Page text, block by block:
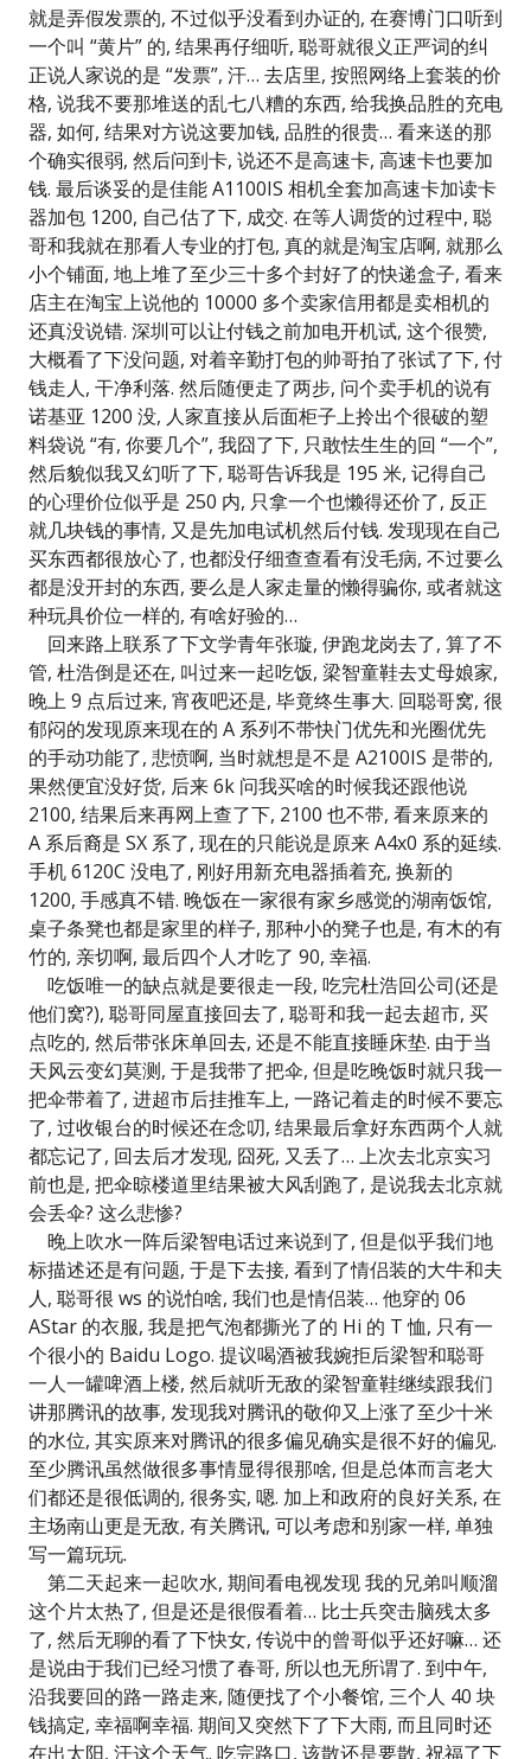
就是弄假发票的, 不过似乎没看到办证的, 在赛博门口听到
一个叫 “黄片” 的, 结果再仔细听, 聪哥就很义正严词的纠
正说人家说的是 “发票”, 汗… 去店里, 按照网络上套装的价
格, 说我不要那堆送的乱七八糟的东西, 给我换品胜的充电
器, 如何, 结果对方说这要加钱, 品胜的很贵… 看来送的那
个确实很弱, 然后问到卡, 说还不是高速卡, 高速卡也要加
钱. 最后谈妥的是佳能 A1100IS 相机全套加高速卡加读卡
器加包 1200, 自己估了下, 成交. 在等人调货的过程中, 聪
哥和我就在那看人专业的打包, 真的就是淘宝店啊, 就那么
小个铺面, 地上堆了至少三十多个封好了的快递盒子, 看来
店主在淘宝上说他的 10000 多个卖家信用都是卖相机的
还真没说错. 深圳可以让付钱之前加电开机试, 这个很赞,
大概看了下没问题, 对着辛勤打包的帅哥拍了张试了下, 付
钱走人, 干净利落. 然后随便走了两步, 问个卖手机的说有
诺基亚 1200 没, 人家直接从后面柜子上拎出个很破的塑
料袋说 “有, 你要几个”, 我囧了下, 只敢怯生生的回 “一个”,
然后貌似我又幻听了下, 聪哥告诉我是 195 米, 记得自己
的心理价位似乎是 250 内, 只拿一个也懒得还价了, 反正
就几块钱的事情, 又是先加电试机然后付钱. 发现现在自己
买东西都很放心了, 也都没仔细查查看有没毛病, 不过要么
都是没开封的东西, 要么是人家走量的懒得骗你, 或者就这
种玩具价位一样的, 有啥好验的…
回来路上联系了下文学青年张璇, 伊跑龙岗去了, 算了不
管, 杜浩倒是还在, 叫过来一起吃饭, 梁智童鞋去丈母娘家,
晚上 9 点后过来, 宵夜吧还是, 毕竟终生事大. 回聪哥窝, 很
郁闷的发现原来现在的 A 系列不带快门优先和光圈优先
的手动功能了, 悲愤啊, 当时就想是不是 A2100IS 是带的,
果然便宜没好货, 后来 6k 问我买啥的时候我还跟他说
2100, 结果后来再网上查了下, 2100 也不带, 看来原来的
A 系后裔是 SX 系了, 现在的只能说是原来 A4x0 系的延续.
手机 6120C 没电了, 刚好用新充电器插着充, 换新的
1200, 手感真不错. 晚饭在一家很有家乡感觉的湖南饭馆,
桌子条凳也都是家里的样子, 那种小的凳子也是, 有木的有
竹的, 亲切啊, 最后四个人才吃了 90, 幸福.
吃饭唯一的缺点就是要很走一段, 吃完杜浩回公司(还是
他们窝?), 聪哥同屋直接回去了, 聪哥和我一起去超市, 买
点吃的, 然后带张床单回去, 还是不能直接睡床垫. 由于当
天风云变幻莫测, 于是我带了把伞, 但是吃晚饭时就只我一
把伞带着了, 进超市后挂推车上, 一路记着走的时候不要忘
了, 过收银台的时候还在念叨, 结果最后拿好东西两个人就
都忘记了, 回去后才发现, 囧死, 又丢了… 上次去北京实习
前也是, 把伞晾楼道里结果被大风刮跑了, 是说我去北京就
会丢伞? 这么悲惨?
晚上吹水一阵后梁智电话过来说到了, 但是似乎我们地
标描述还是有问题, 于是下去接, 看到了情侣装的大牛和夫
人, 聪哥很 ws 的说怕啥, 我们也是情侣装… 他穿的 06
AStar 的衣服, 我是把气泡都撕光了的 Hi 的 T 恤, 只有一
个很小的 Baidu Logo. 提议喝酒被我婉拒后梁智和聪哥
一人一罐啤酒上楼, 然后就听无敌的梁智童鞋继续跟我们
讲那腾讯的故事, 发现我对腾讯的敬仰又上涨了至少十米
的水位, 其实原来对腾讯的很多偏见确实是很不好的偏见.
至少腾讯虽然做很多事情显得很那啥, 但是总体而言老大
们都还是很低调的, 很务实, 嗯. 加上和政府的良好关系, 在
主场南山更是无敌, 有关腾讯, 可以考虑和别家一样, 单独
写一篇玩玩.
第二天起来一起吹水, 期间看电视发现 我的兄弟叫顺溜
这个片太热了, 但是还是很假看着… 比士兵突击脑残太多
了, 然后无聊的看了下快女, 传说中的曾哥似乎还好嘛… 还
是说由于我们已经习惯了春哥, 所以也无所谓了. 到中午,
沿我要回的路一路走来, 随便找了个小餐馆, 三个人 40 块
钱搞定, 幸福啊幸福. 期间又突然下了下大雨, 而且同时还
在出太阳, 汗这个天气. 吃完路口, 该散还是要散, 祝福了下